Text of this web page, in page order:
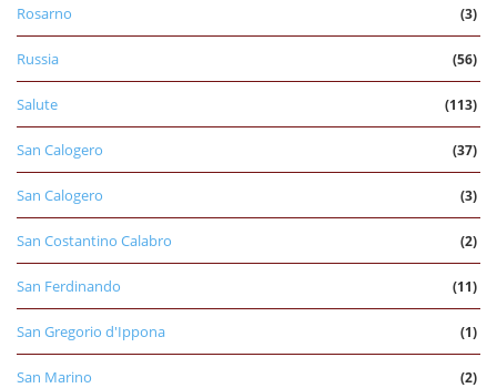
Rosarno (3)
Russia (56)
Salute (113)
San Calogero (37)
San Calogero (3)
San Costantino Calabro (2)
San Ferdinando (11)
San Gregorio d'Ippona (1)
San Marino (2)